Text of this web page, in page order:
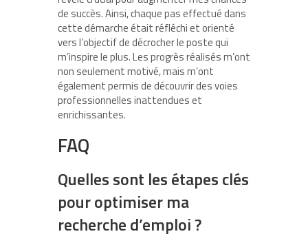
de succès. Ainsi, chaque pas effectué dans
cette démarche était réfléchi et orienté
vers l’objectif de décrocher le poste qui
m’inspire le plus. Les progrès réalisés m’ont
non seulement motivé, mais m’ont
également permis de découvrir des voies
professionnelles inattendues et
enrichissantes.
FAQ
Quelles sont les étapes clés
pour optimiser ma
recherche d’emploi ?